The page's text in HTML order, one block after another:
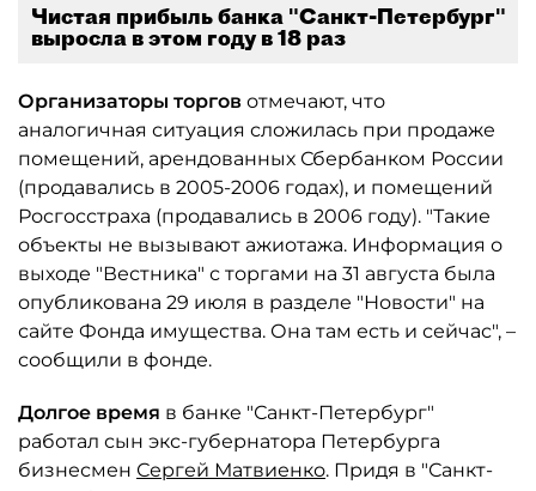
Чистая прибыль банка "Санкт-Петербург"
выросла в этом году в 18 раз
Организаторы торгов отмечают, что
аналогичная ситуация сложилась при продаже
помещений, арендованных Сбербанком России
(продавались в 2005-2006 годах), и помещений
Росгосстраха (продавались в 2006 году). "Такие
объекты не вызывают ажиотажа. Информация о
выходе "Вестника" с торгами на 31 августа была
опубликована 29 июля в разделе "Новости" на
сайте Фонда имущества. Она там есть и сейчас", –
сообщили в фонде.
Долгое время в банке "Санкт-Петербург"
работал сын экс-губернатора Петербурга
бизнесмен Сергей Матвиенко. Придя в "Санкт-